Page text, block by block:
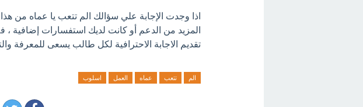
اذا وجدت الإجابة علي سؤالك الم تتعب يا عماه من
المزيد من الدعم أو كانت لديك استفسارات إضافية ،
تقديم الاجابة الاحترافية لكل طالب يسعى للمعرفة
الم تتعب عماه العمل اسلوب